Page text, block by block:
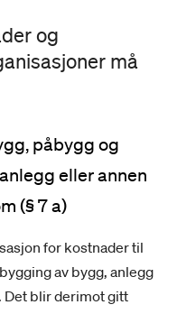
og
må
påbygg og
eller annen
(§ 7 a)
for kostnader til
av bygg, anlegg
Det blir derimot gitt